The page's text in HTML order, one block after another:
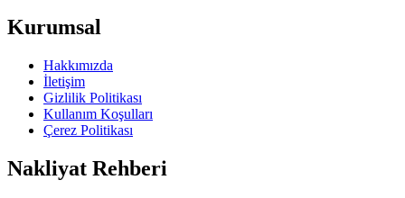
Kurumsal
Hakkımızda
İletişim
Gizlilik Politikası
Kullanım Koşulları
Çerez Politikası
Nakliyat Rehberi